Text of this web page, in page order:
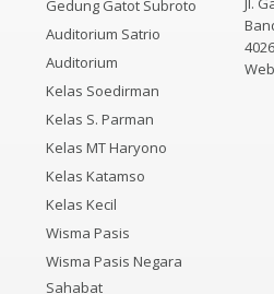
Gedung Gatot Subroto
Auditorium Satrio
Auditorium
Kelas Soedirman
Kelas S. Parman
Kelas MT Haryono
Kelas Katamso
Kelas Kecil
Wisma Pasis
Wisma Pasis Negara
Sahabat